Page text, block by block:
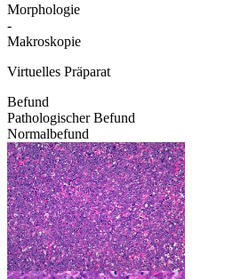
Morphologie
-
Makroskopie
Virtuelles Präparat
Befund
Pathologischer Befund
Normalbefund